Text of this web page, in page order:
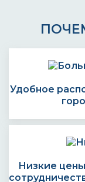
Удобное
Низкие